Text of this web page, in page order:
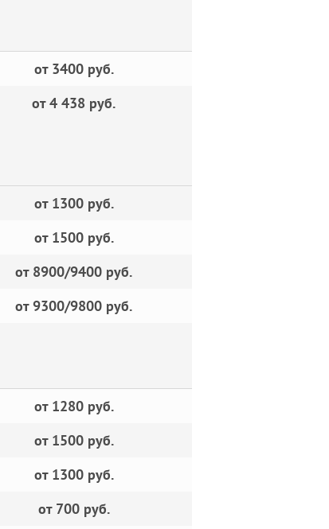
от 3400 руб.
от 4 438 руб.
от 1300 руб.
от 1500 руб.
от 8900/9400 руб.
от 9300/9800 руб.
от 1280 руб.
от 1500 руб.
от 1300 руб.
от 700 руб.